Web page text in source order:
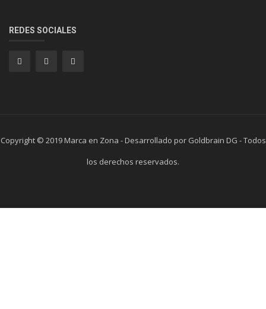
REDES SOCIALES
Copyright © 2019 Marca en Zona - Desarrollado por Goldbrain DG - Todos
los derechos reservados.